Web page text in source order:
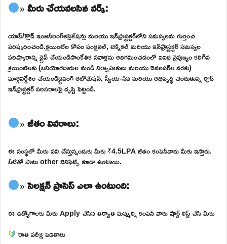
» మీరు చేయవలసిన వర్క్:
యాప్/క్లౌడ్ ఇంజనీరింగ్అప్లికేషన్లు మరియు ఇన్‌ఫ్రాస్ట్రక్చర్‌లోని సమస్యలను గుర్తించి
పరిష్కరించండి.క్లయింట్‌ల కోసం ఫంక్షనల్, టెక్నికల్ మరియు ఇన్‌ఫ్రాస్ట్రక్చర్ సమస్యల
పరిష్కారాన్ని డ్రైవ్ చేయండిసాంకేతిక సవాళ్లను అధిగమించడంలో వివిధ నైపుణ్యం కలిగిన
క్లయింట్‌లకు (వినియోగదారుల నుండి నిర్వాహకులు మరియు డెవలపర్‌ల వరకు)
మార్గనిర్దేశం చేయండిడ్రైవింగ్ ఆటోమేషన్, స్వీయ-సేవ మరియు అభివృద్ధి చెందుతున్న క్లౌడ్
ఇన్‌ఫ్రాస్ట్రక్చర్ పరిసరాలపై దృష్టి పెట్టండి.
» జీతం వివరాలు:
ఈ సంస్థలో మీరు పని చేస్తున్నందుకు మీకు ₹4.5LPA జీతం కంపెనీవారు మీకు ఇస్తారు.
వీటితో పాటు other బెనిఫిట్స్ కూడా ఉంటాయి.
» సెలక్షన్ ప్రాసెస్ ఎలా ఉంటుంది:
ఈ ఉద్యోగాలకు మీరు Apply చేసిన తర్వాత మిమ్మల్ని కంపెనీ వారు షార్ట్ లిస్ట్ చేసి మీకు
రాత పరీక్ష పెడతారు